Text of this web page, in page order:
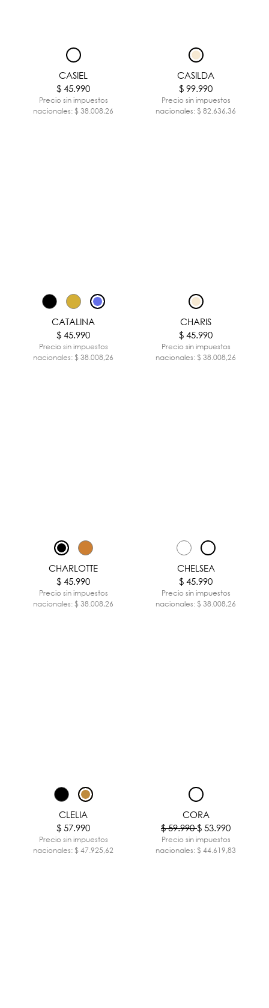
CASIEL
$ 45.990
Precio sin impuestos
nacionales: $ 38.008,26
CASILDA
$ 99.990
Precio sin impuestos
nacionales: $ 82.636,36
CATALINA
$ 45.990
Precio sin impuestos
nacionales: $ 38.008,26
CHARIS
$ 45.990
Precio sin impuestos
nacionales: $ 38.008,26
CHARLOTTE
$ 45.990
Precio sin impuestos
nacionales: $ 38.008,26
CHELSEA
$ 45.990
Precio sin impuestos
nacionales: $ 38.008,26
CLELIA
$ 57.990
Precio sin impuestos
nacionales: $ 47.925,62
CORA
$ 59.990$ 53.990
Precio sin impuestos
nacionales: $ 44.619,83